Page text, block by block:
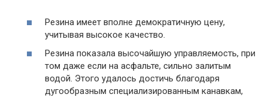
Резина имеет вполне демократичную цену,
учитывая высокое качество.
Резина показала высочайшую управляемость, при
том даже если на асфальте, сильно залитым
водой. Этого удалось достичь благодаря
дугообразным специализированным канавкам,